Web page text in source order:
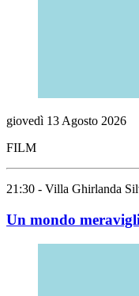
giovedì 13 Agosto 2026
FILM
21:30 - Villa Ghirlanda
Un mondo